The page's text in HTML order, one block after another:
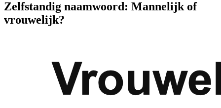
Zelfstandig naamwoord: Mannelijk of
vrouwelijk?